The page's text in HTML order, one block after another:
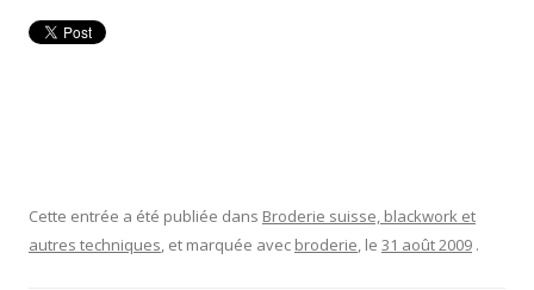
Cette entrée a été publiée dans Broderie suisse, blackwork et
autres techniques, et marquée avec broderie, le 31 août 2009 .